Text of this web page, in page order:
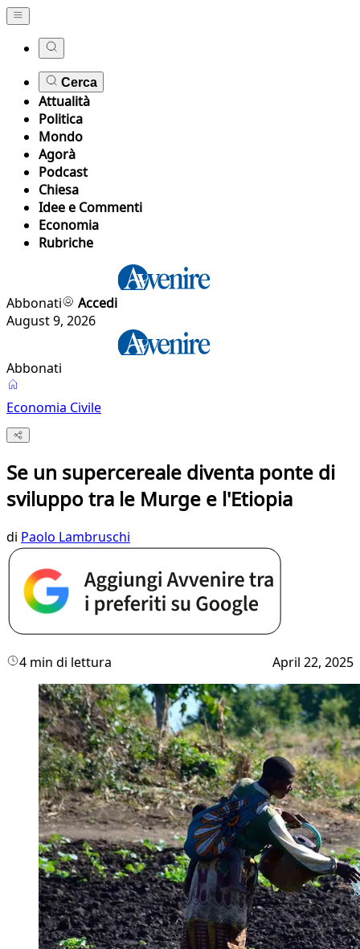
Cerca
Attualità
Politica
Mondo
Agorà
Podcast
Chiesa
Idee e Commenti
Economia
Rubriche
Abbonati
Accedi
August 9, 2026
Abbonati
Economia Civile
Se un supercereale diventa ponte di
sviluppo tra le Murge e l'Etiopia
di Paolo Lambruschi
4 min di lettura April 22, 2025